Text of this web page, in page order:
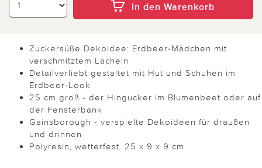
In den Warenkorb
Zuckersüße Dekoidee: Erdbeer-Mädchen mit
verschmitztem Lächeln
Detailverliebt gestaltet mit Hut und Schuhen im
Erdbeer-Look
25 cm groß - der Hingucker im Blumenbeet oder auf
der Fensterbank
Gainsborough - verspielte Dekoideen für draußen
und drinnen
Polyresin, wetterfest. 25 x 9 x 9 cm.